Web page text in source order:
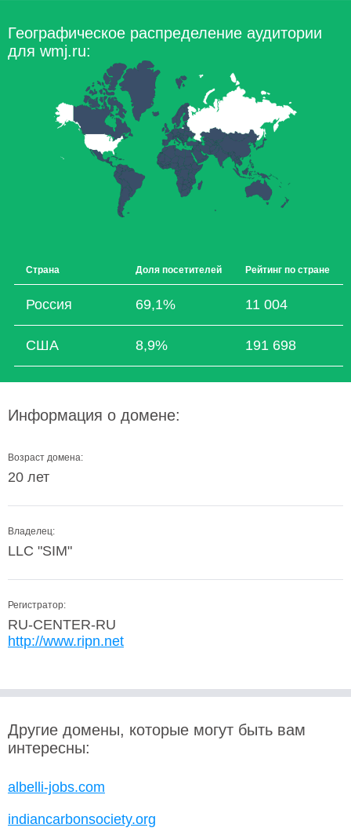
Географическое распределение аудитории
для wmj.ru:
Страна Доля посетителей Рейтинг по стране
Россия 69,1% 11 004
США 8,9% 191 698
Информация о домене:
Возраст домена:
20 лет
Владелец:
LLC "SIM"
Регистратор:
RU-CENTER-RU
http://www.ripn.net
Другие домены, которые могут быть вам
интересны:
albelli-jobs.com
indiancarbonsociety.org